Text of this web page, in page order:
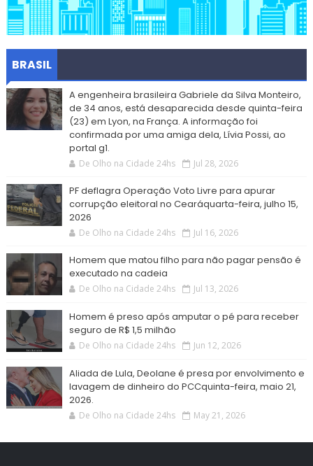
BRASIL
A engenheira brasileira Gabriele da Silva Monteiro,
de 34 anos, está desaparecida desde quinta-feira
(23) em Lyon, na França. A informação foi
confirmada por uma amiga dela, Lívia Possi, ao
portal g1.
De Olho na Cidade 24hs Jul 28, 2026
PF deflagra Operação Voto Livre para apurar
corrupção eleitoral no Cearáquarta-feira, julho 15,
2026
De Olho na Cidade 24hs Jul 16, 2026
Homem que matou filho para não pagar pensão é
executado na cadeia
De Olho na Cidade 24hs Jul 13, 2026
Homem é preso após amputar o pé para receber
seguro de R$ 1,5 milhão
De Olho na Cidade 24hs Jun 12, 2026
Aliada de Lula, Deolane é presa por envolvimento e
lavagem de dinheiro do PCCquinta-feira, maio 21,
2026.
De Olho na Cidade 24hs May 21, 2026